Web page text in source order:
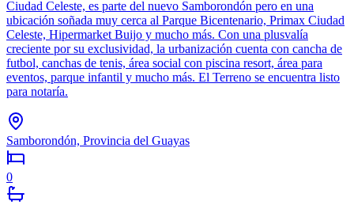
Ciudad Celeste, es parte del nuevo Samborondón pero en una
ubicación soñada muy cerca al Parque Bicentenario, Primax Ciudad
Celeste, Hipermarket Buijo y mucho más. Con una plusvalía
creciente por su exclusividad, la urbanización cuenta con cancha de
futbol, canchas de tenis, área social con piscina resort, área para
eventos, parque infantil y mucho más. El Terreno se encuentra listo
para notaría.
Samborondón, Provincia del Guayas
0